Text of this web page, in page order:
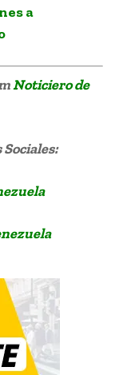
a
Noticiero de